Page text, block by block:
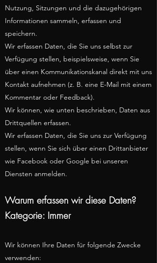
Nutzung, Sitzungen und die dazugehörigen
Informationen sammeln, erfassen und
speichern.
Wir erfassen Daten, die Sie uns selbst zur
Verfügung stellen, beispielsweise, wenn Sie
über einen Kommunikationskanal direkt mit uns
Kontakt aufnehmen (z. B. eine E-Mail mit einem
Kommentar oder Feedback).
Wir können, wie unten beschrieben, Daten aus
Drittquellen erfassen.
Wir erfassen Daten, die Sie uns zur Verfügung
stellen, wenn Sie sich über einen Drittanbieter
wie Facebook oder Google bei unseren
Diensten anmelden.
Warum erfassen wir diese Daten?
Kategorie: Immer
Wir können Ihre Daten für folgende Zwecke
verwenden: